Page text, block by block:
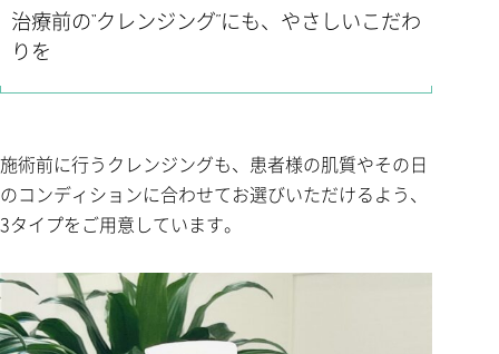
治療前の“クレンジング”にも、やさしいこだわ
りを
施術前に行うクレンジングも、患者様の肌質やその日
のコンディションに合わせてお選びいただけるよう、
3タイプをご用意しています。